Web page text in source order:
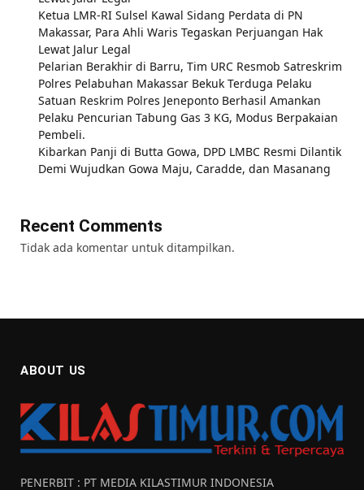
Ketua LMR-RI Sulsel Kawal Sidang Perdata di PN
Makassar, Para Ahli Waris Tegaskan Perjuangan Hak
Lewat Jalur Legal
Pelarian Berakhir di Barru, Tim URC Resmob Satreskrim
Polres Pelabuhan Makassar Bekuk Terduga Pelaku
Satuan Reskrim Polres Jeneponto Berhasil Amankan
Pelaku Pencurian Tabung Gas 3 KG, Modus Berpakaian
Pembeli.
Kibarkan Panji di Butta Gowa, DPD LMBC Resmi Dilantik
Demi Wujudkan Gowa Maju, Caradde, dan Masanang
Recent Comments
Tidak ada komentar untuk ditampilkan.
ABOUT US
PENERBIT : PT MEDIA KILASTIMUR INDONESIA